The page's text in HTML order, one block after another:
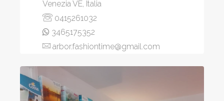
Venezia VE, Italia
0415261032
3465175352
arbor.fashiontime@gmail.com